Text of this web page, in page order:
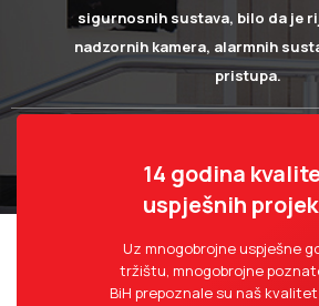
sigurnosnih sustava, bilo da je
nadzornih kamera, alarmnih
pristupa.
14 godina
uspješnih
Uz mnogobrojne uspješne
tržištu, mnogobrojne
BiH prepoznale su naš